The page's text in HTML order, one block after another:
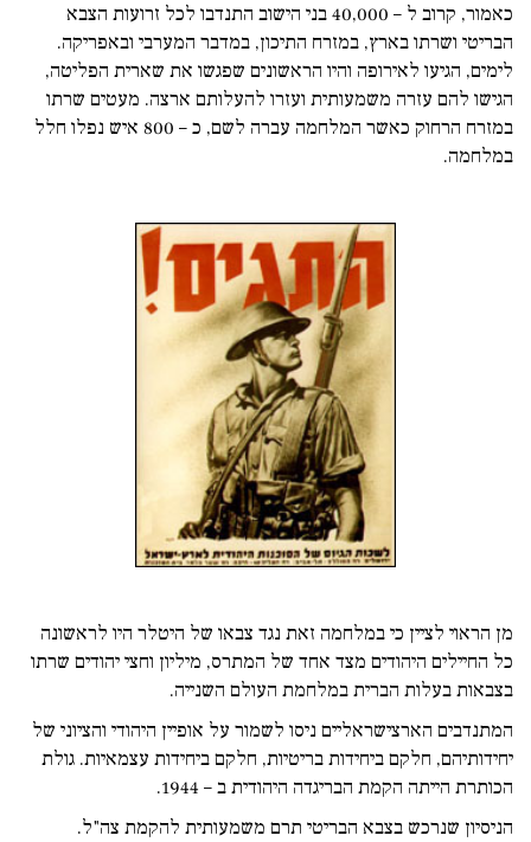
כאמור, קרוב ל – 40,000 בני הישוב התנדבו לכל זרועות הצבא
הבריטי ושרתו בארץ, במזרח התיכון, במדבר המערבי ובאפריקה.
לימים, הגיעו לאירופה והיו הראשונים שפגשו את שארית הפליטה,
הגישו להם עזרה משמעותית ועזרו להעלותם ארצה. מעטים שרתו
במזרח הרחוק כאשר המלחמה עברה לשם, כ – 800 איש נפלו חלל
במלחמה.
מן הראוי לציין כי במלחמה זאת נגד צבאו של היטלר היו לראשונה
כל החיילים היהודים מצד אחד של המתרס, מיליון וחצי יהודים שרתו
בצבאות בעלות הברית במלחמת העולם השנייה.
המתנדבים הארצישראליים ניסו לשמור על אופיין היהודי והציוני של
יחידותיהם, חלקם ביחידות בריטיות, חלקם ביחידות עצמאיות. גולת
הכותרת הייתה הקמת הבריגדה היהודית ב – 1944.
הניסיון שנרכש בצבא הבריטי תרם משמעותית להקמת צה"ל.